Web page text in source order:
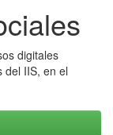
digitales
del IIS, en el